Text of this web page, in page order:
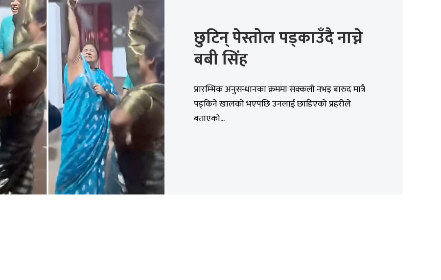
छुटिन् पेस्तोल पड्काउँदै नाच्ने
बबी सिंह
प्रारम्भिक अनुसन्धानका क्रममा सक्कली नभइ बारुद मात्रै
पड्किने खालको भएपछि उनलाई छाडिएको प्रहरीले
बताएको...